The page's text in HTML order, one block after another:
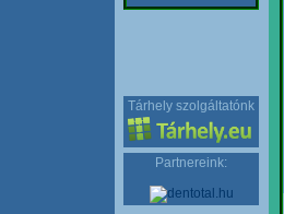
Tárhely szolgáltatónk
Partnereink: